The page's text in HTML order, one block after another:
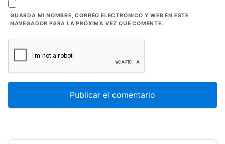
GUARDA MI NOMBRE, CORREO ELECTRÓNICO Y WEB EN ESTE
NAVEGADOR PARA LA PRÓXIMA VEZ QUE COMENTE.